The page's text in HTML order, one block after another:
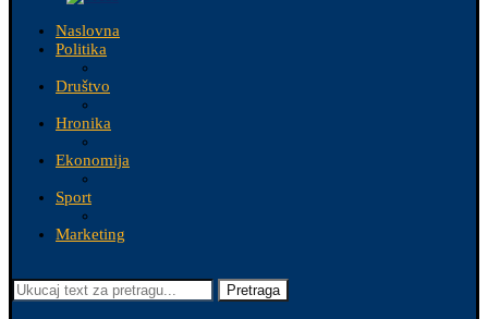
Naslovna
Politika
Društvo
Hronika
Ekonomija
Sport
Marketing
Pretraga